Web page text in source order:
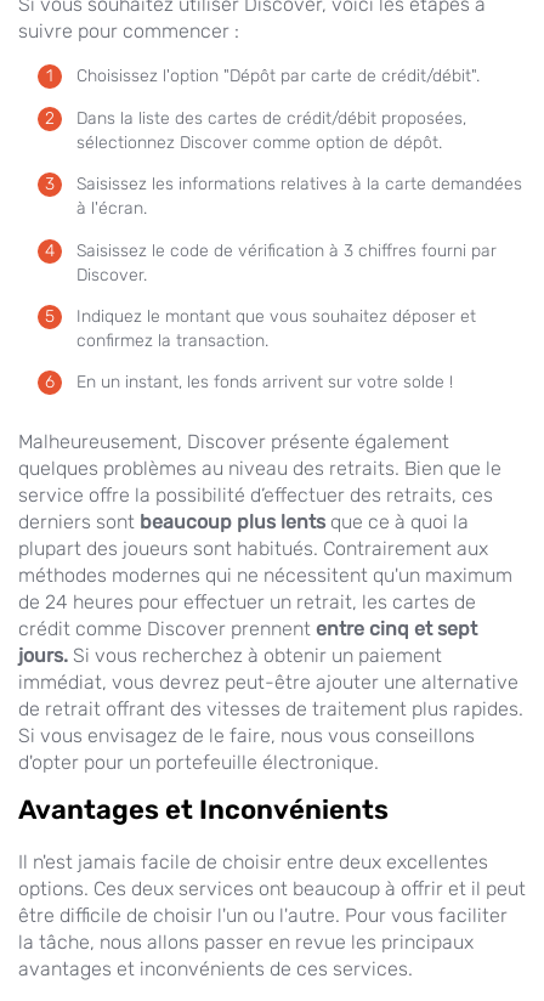
Si vous souhaitez utiliser Discover, voici les étapes à
suivre pour commencer :
Choisissez l'option "Dépôt par carte de crédit/débit".
Dans la liste des cartes de crédit/débit proposées,
sélectionnez Discover comme option de dépôt.
Saisissez les informations relatives à la carte demandées
à l'écran.
Saisissez le code de vérification à 3 chiffres fourni par
Discover.
Indiquez le montant que vous souhaitez déposer et
confirmez la transaction.
En un instant, les fonds arrivent sur votre solde !
Malheureusement, Discover présente également
quelques problèmes au niveau des retraits. Bien que le
service offre la possibilité d’effectuer des retraits, ces
derniers sont beaucoup plus lents que ce à quoi la
plupart des joueurs sont habitués. Contrairement aux
méthodes modernes qui ne nécessitent qu'un maximum
de 24 heures pour effectuer un retrait, les cartes de
crédit comme Discover prennent entre cinq et sept
jours. Si vous recherchez à obtenir un paiement
immédiat, vous devrez peut-être ajouter une alternative
de retrait offrant des vitesses de traitement plus rapides.
Si vous envisagez de le faire, nous vous conseillons
d'opter pour un portefeuille électronique.
Avantages et Inconvénients
Il n'est jamais facile de choisir entre deux excellentes
options. Ces deux services ont beaucoup à offrir et il peut
être difficile de choisir l'un ou l'autre. Pour vous faciliter
la tâche, nous allons passer en revue les principaux
avantages et inconvénients de ces services.